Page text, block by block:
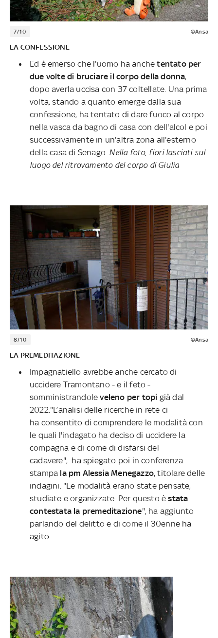
7/10 ©Ansa
LA CONFESSIONE
Ed è emerso che l'uomo ha anchetentato per
due volte di bruciare il corpo della donna,
dopo averla uccisa con 37 coltellate. Una prima
volta, stando a quanto emerge dalla sua
confessione, ha tentato di dare fuoco al corpo
nella vasca da bagno di casa con dell'alcol e poi
successivamente in un'altra zona all'esterno
della casa di Senago. Nella foto, fiori lasciati sul
luogo del ritrovamento del corpo di Giulia
8/10 ©Ansa
LA PREMEDITAZIONE
Impagnatiello avrebbe anche cercato di
uccidere Tramontano - e il feto -
somministrandoleveleno per topi già dal
2022."L’analisi delle ricerche in rete ci
ha consentito di comprendere le modalità con
le quali l'indagato ha deciso di uccidere la
compagna e di come di disfarsi del
cadavere", ha spiegato poi in conferenza
stampa la pm Alessia Menegazzo, titolare delle
indagini. "Le modalità erano state pensate,
studiate e organizzate. Per questo èstata
contestata la premeditazione", ha aggiunto
parlando del delitto e di come il 30enne ha
agito